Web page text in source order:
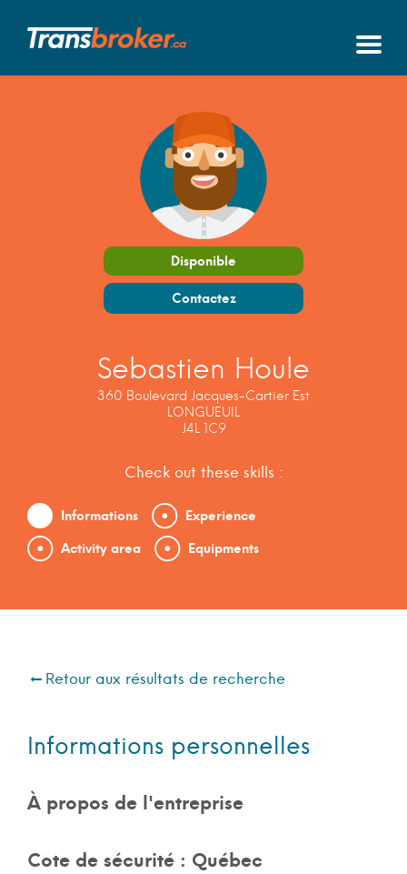
Disponible
Contactez
Sebastien Houle
360 Boulevard Jacques-Cartier Est
LONGUEUIL
J4L 1C9
Check out these skills :
Informations
Experience
Activity area
Equipments
Retour aux résultats de recherche
Informations personnelles
À propos de l'entreprise
Cote de sécurité : Québec